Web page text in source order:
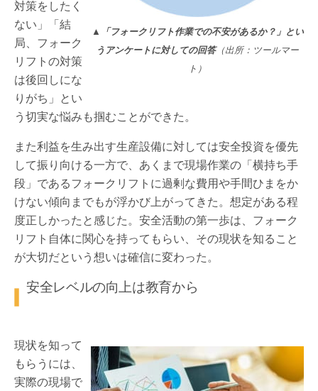
▲「フォークリフト作業での不安があるか？」とい
うアンケートに対しての回答（出所：ツールマー
ト）
対策をしたく
ない」「結
局、フォーク
リフトの対策
は後回しにな
りがち」とい
う切実な悩みも掴むことができた。
また利益を生み出す生産設備に対しては安全投資を優先
して振り向ける一方で、あくまで現場作業の「横持ち手
段」であるフォークリフトに過剰な費用や手間ひまをか
けない傾向までもが浮かび上がってきた。想定がある程
度正しかったと感じた。安全活動の第一歩は、フォーク
リフト自体に関心を持ってもらい、その現状を知ること
が大切だという想いは確信に変わった。
安全レベルの向上は教育から
現状を知って
もらうには、
実際の現場で